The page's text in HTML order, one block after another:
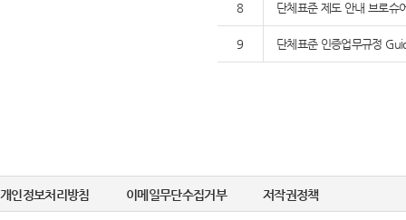
8 단체표준 제도 안내 브로슈
9 단체표준 인증업무규정
개인정보처리방침 이메일무단수집거부 저작권정책